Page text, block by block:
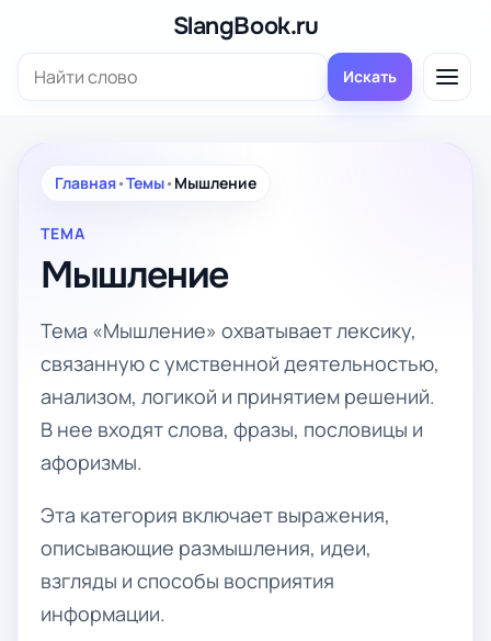
содержимому
SlangBook.ru
Поиск: Искать
Главная•Темы• Мышление
ТЕМА
Мышление
Тема «Мышление» охватывает лексику,
связанную с умственной деятельностью,
анализом, логикой и принятием решений.
В нее входят слова, фразы, пословицы и
афоризмы.
Эта категория включает выражения,
описывающие размышления, идеи,
взгляды и способы восприятия
информации.